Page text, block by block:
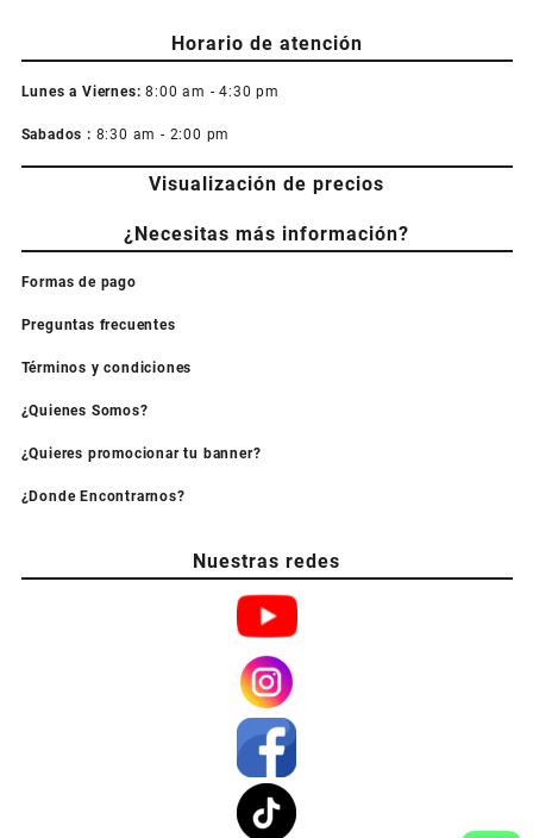
Horario de atención
Lunes a Viernes: 8:00 am - 4:30 pm
Sabados : 8:30 am - 2:00 pm
Visualización de precios
¿Necesitas más información?
Formas de pago
Preguntas frecuentes
Términos y condiciones
¿Quienes Somos?
¿Quieres promocionar tu banner?
¿Donde Encontrarnos?
Nuestras redes